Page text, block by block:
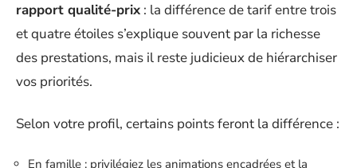
rapport qualité-prix : la différence de tarif entre trois
et quatre étoiles s’explique souvent par la richesse
des prestations, mais il reste judicieux de hiérarchiser
vos priorités.
Selon votre profil, certains points feront la différence :
En famille : privilégiez les animations encadrées et la